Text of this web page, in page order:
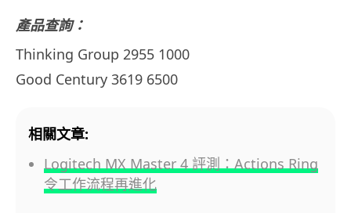
產品查詢：
Thinking Group 2955 1000
Good Century 3619 6500
相關文章:
Logitech MX Master 4 評測：Actions Ring
令工作流程再進化